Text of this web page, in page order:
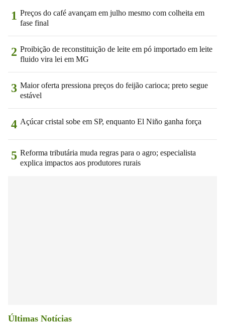
1 Preços do café avançam em julho mesmo com colheita em
fase final
2 Proibição de reconstituição de leite em pó importado em leite
fluido vira lei em MG
3 Maior oferta pressiona preços do feijão carioca; preto segue
estável
4 Açúcar cristal sobe em SP, enquanto El Niño ganha força
5 Reforma tributária muda regras para o agro; especialista
explica impactos aos produtores rurais
Últimas Notícias